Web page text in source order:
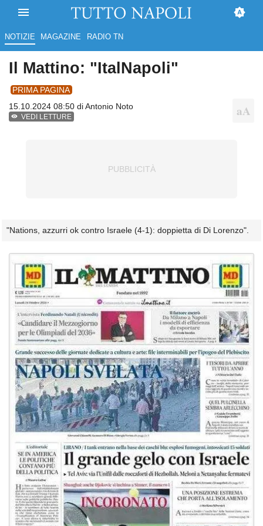
NOTIZIE MAGAZINE RADIO TN
Il Mattino: "ItalNapoli"
PRIMA PAGINA
15.10.2024 08:50 diAntonio Noto
VEDI LETTURE
"Nations, azzurri ok contro Israele (4-1): doppietta di Di Lorenzo".